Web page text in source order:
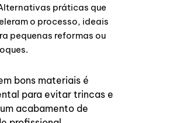
práticas que
o processo, ideais
pequenas reformas ou
bons materiais é
para evitar trincas e
acabamento de